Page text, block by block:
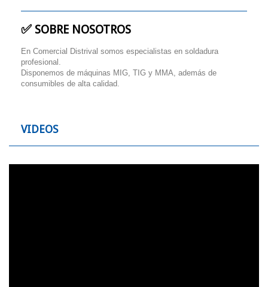
✅ SOBRE NOSOTROS
En Comercial Distrival somos especialistas en soldadura
profesional.
Disponemos de máquinas MIG, TIG y MMA, además de
consumibles de alta calidad.
VIDEOS